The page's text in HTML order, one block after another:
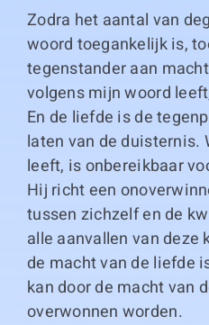
Duitse
Zodra het aantal van
woord toegankelijk is,
tegenstander aan
volgens mijn woord
En de liefde is de
laten van de duisternis.
leeft, is onbereikbaar
Hij richt een
tussen zichzelf en de
alle aanvallen van
de macht van de liefde
kan door de macht van
overwonnen worden.